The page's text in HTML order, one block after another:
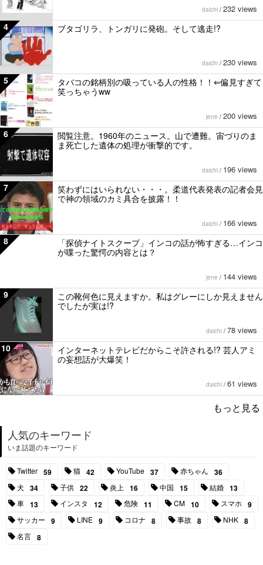
daichi / 232 views
4 ブタゴリラ、トンガリに発砲。そして逃走!?
daichi / 230 views
5
タバコの銘柄別の吸っている人の性格！！⇐偏見すぎて
笑っちゃうww
jene / 200 views
6
閲覧注意。1960年のニュース。山で遭難。宙づりのま
ま死亡した遺体の処理が衝撃的です。
daichi / 196 views
7
笑わずにはいられない・・・。柔道代表発表の記者会見
で神の領域のカミ具合を披露！！
daichi / 166 views
8
「探偵ナイトスクープ」インコの話が怖すぎる…インコ
が喋った驚愕の内容とは？
jene / 144 views
9
この靴何色に見えますか。私はグレーにしか見えません
でしたが実は!?
daichi / 78 views
10
インターネットテレビだからこそ許される!? 芸人アミ
の妄想話が大爆笑！
daichi / 61 views
もっと見る
人気のキーワード
いま話題のキーワード
Twitter 59 猫 42 YouTube 37 赤ちゃん 36
犬 34 子供 22 炎上 16 中国 15 結婚 13
車 13 インスタ 12 危険 11 CM 10 スマホ 9
サッカー 9 LINE 9 コロナ 8 事故 8 NHK 8
名言 8